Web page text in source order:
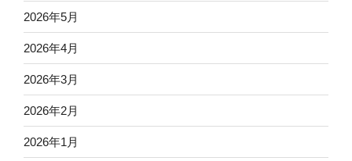
2026年5月
2026年4月
2026年3月
2026年2月
2026年1月